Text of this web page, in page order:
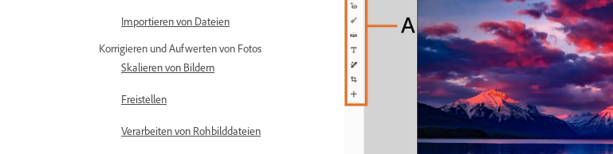
Importieren von Dateien
Korrigieren und Aufwerten von Fotos
Skalieren von Bildern
Freistellen
Verarbeiten von Rohbilddateien